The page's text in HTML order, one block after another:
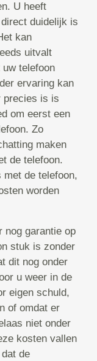
U heeft
duidelijk is
kan
uitvalt
telefoon
ervaring kan
precies is is
om eerst een
Zo
maken
de telefoon.
de telefoon,
worden
nog garantie op
stuk is zonder
dit nog onder
u weer in de
eigen schuld,
of omdat er
niet onder
kosten vallen
de